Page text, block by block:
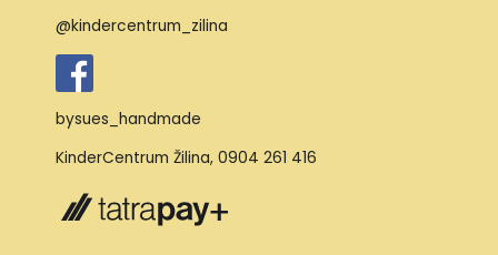
@kindercentrum_zilina
bysues_handmade
KinderCentrum Žilina, 0904 261 416